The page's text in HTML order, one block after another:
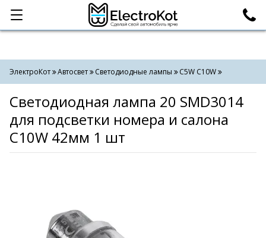
Категории Поиск
ЭлектроКот Автосвет Светодиодные лампы C5W С10W
Светодиодная лампа 20 SMD3014
для подсветки номера и салона
C10W 42мм 1 шт